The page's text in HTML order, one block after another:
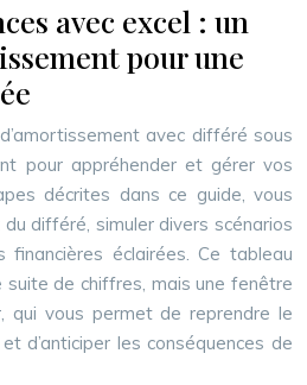
avec excel : un
pour une
avec différé sous
pour appréhender et gérer vos
décrites dans ce guide, vous
du différé, simuler divers scénarios
financières éclairées. Ce tableau
suite de chiffres, mais une fenêtre
qui vous permet de reprendre le
d’anticiper les conséquences de